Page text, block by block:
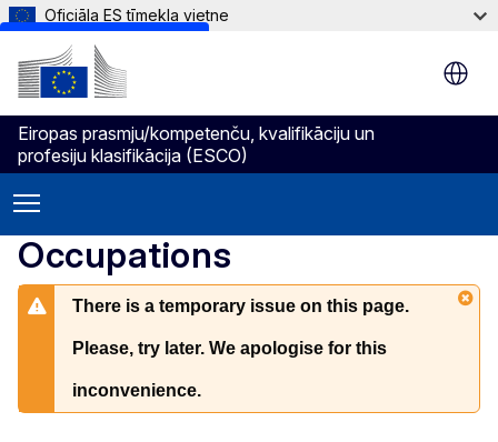
Skip to main content
Oficiāla ES tīmekļa vietne
Eiropas prasmju/kompetenču, kvalifikāciju un
profesiju klasifikācija (ESCO)
Occupations
There is a temporary issue on this page.
Please, try later. We apologise for this
inconvenience.